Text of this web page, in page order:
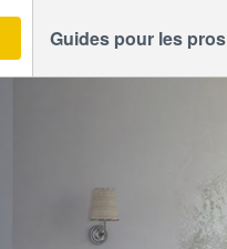
Guides pour les pros